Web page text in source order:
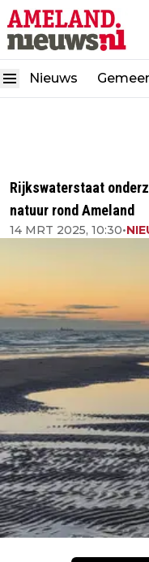
Nieuws
Rijkswaterstaat
natuur rond Ameland
14 MRT 2025, 10:30•